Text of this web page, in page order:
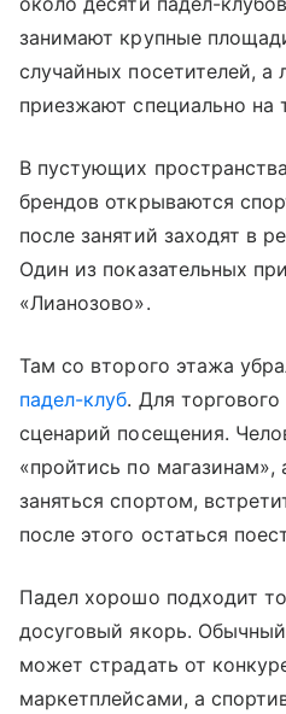
занимают крупные
случайных посетителей,
приезжают специально на
В пустующих
брендов открываются
после занятий заходят в
Один из показательных
«Лианозово».
Там со второго этажа
падел-клуб. Для
сценарий посещения.
«пройтись по магазинам»,
заняться спортом,
после этого остаться
Падел хорошо подходит
досуговый якорь.
может страдать от
маркетплейсами, а